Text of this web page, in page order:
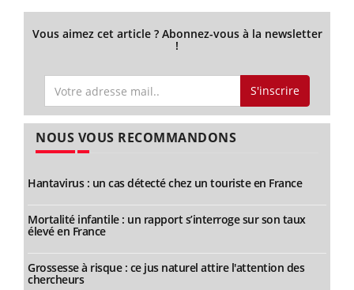
Vous aimez cet article ? Abonnez-vous à la newsletter
!
S'inscrire
NOUS VOUS RECOMMANDONS
Hantavirus : un cas détecté chez un touriste en France
Mortalité infantile : un rapport s’interroge sur son taux
élevé en France
Grossesse à risque : ce jus naturel attire l'attention des
chercheurs